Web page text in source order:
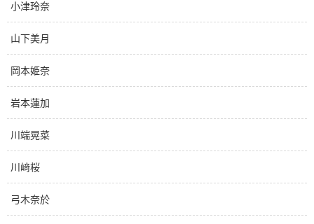
小津玲奈
山下美月
岡本姫奈
岩本蓮加
川端晃菜
川﨑桜
弓木奈於